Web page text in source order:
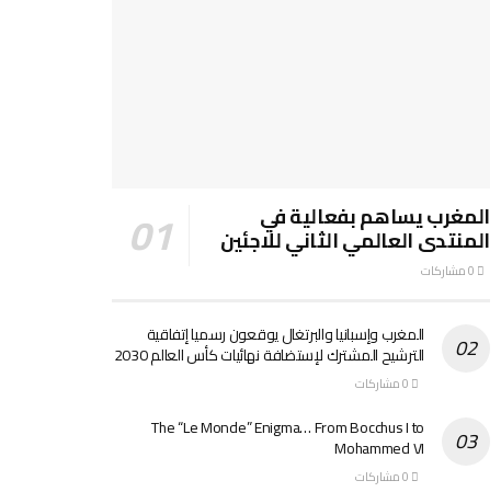
المغرب يساهم بفعالية في
المنتدى العالمي الثاني للاجئين
المغرب وإسبانيا والبرتغال يوقعون رسميا إتفاقية
الترشيح المشترك لإستضافة نهائيات كأس العالم 2030
The “Le Monde” Enigma… From Bocchus I to
Mohammed VI